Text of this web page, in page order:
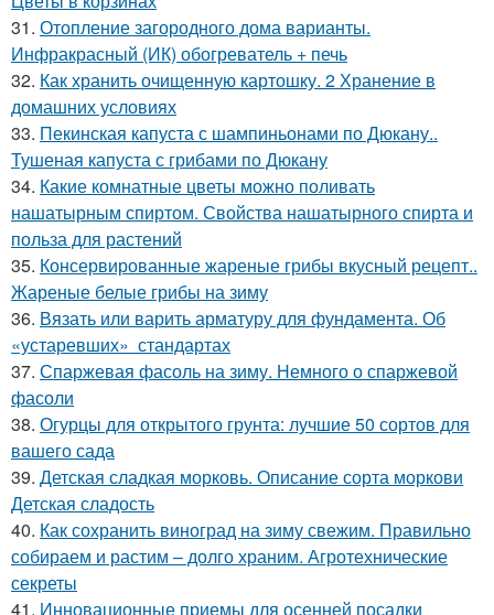
31. Отопление загородного дома варианты.
Инфракрасный (ИК) обогреватель + печь
32. Как хранить очищенную картошку. 2 Хранение в
домашних условиях
33. Пекинская капуста с шампиньонами по Дюкану..
Тушеная капуста с грибами по Дюкану
34. Какие комнатные цветы можно поливать
нашатырным спиртом. Свойства нашатырного спирта и
польза для растений
35. Консервированные жареные грибы вкусный рецепт..
Жареные белые грибы на зиму
36. Вязать или варить арматуру для фундамента. Об
«устаревших» стандартах
37. Спаржевая фасоль на зиму. Немного о спаржевой
фасоли
38. Огурцы для открытого грунта: лучшие 50 сортов для
вашего сада
39. Детская сладкая морковь. Описание сорта моркови
Детская сладость
40. Как сохранить виноград на зиму свежим. Правильно
собираем и растим – долго храним. Агротехнические
секреты
41. Инновационные приемы для осенней посадки